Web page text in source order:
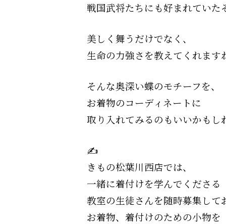
戦国武将たちにも好まれていた
美しく舞うだけでなく、
生命の力強さを教えてくれます
そんな奥深い蝶のモチーフを、
お着物のコーディネートに
取り入れてみるのもいいかもし
✍️
きもの松葉川西店では、
一緒に着付けを学んでくださる
教室の生徒さんを随時募集して
お着物、着付けのための小物を